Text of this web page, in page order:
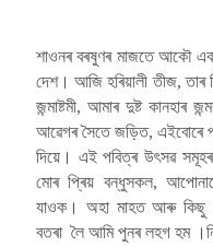
শাওনৰ বৰষুণৰ মাজতে আকৌ
দেশ। আজি হৰিয়ালী তীজ, তাৰ
জন্মাষ্টমী, আমাৰ দুষ্ট
আৱেগৰ সৈতে জড়িত, এইবোৰে
দিয়ে। এই পবিত্ৰ উৎসৱ
মোৰ প্ৰিয় বন্ধুসকল,
যাওক। অহা মাহত আৰু কিছু
বতৰা লৈ আমি পুনৰ লহগ হম